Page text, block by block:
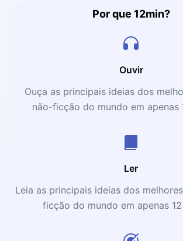
Por que 12min?
Ouvir
Ouça as principais ideias dos
não-ficção do mundo em apenas
Ler
Leia as principais ideias dos
ficção do mundo em apenas